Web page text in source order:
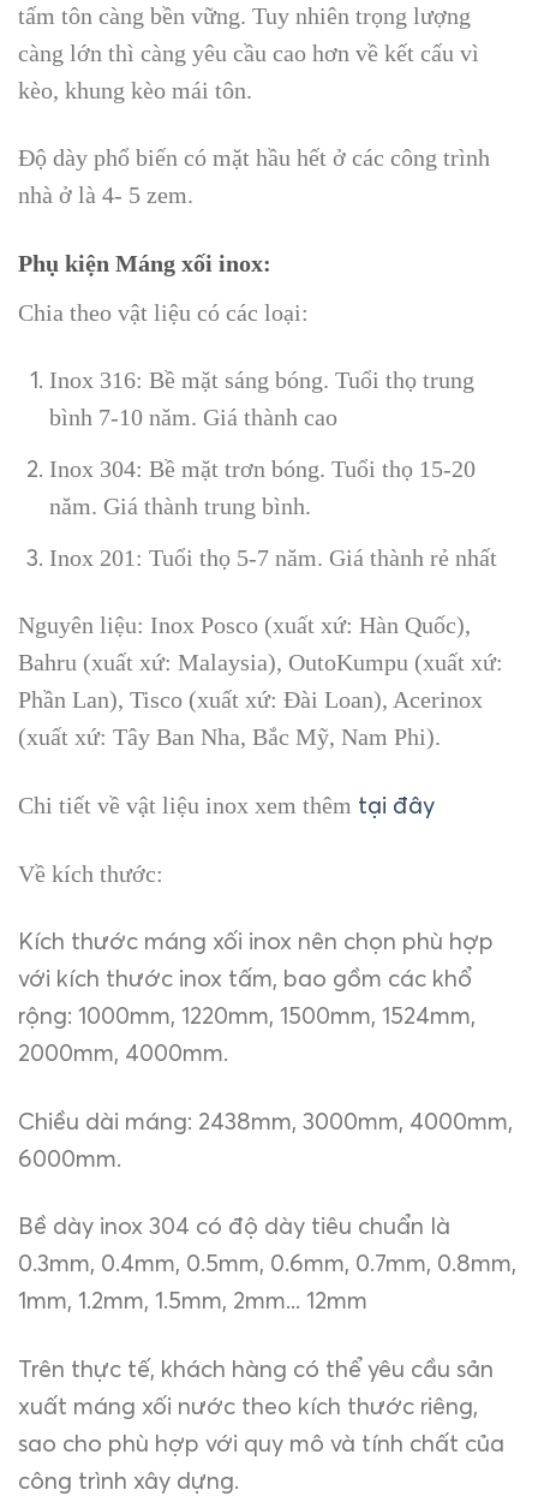
tấm tôn càng bền vững. Tuy nhiên trọng lượng
càng lớn thì càng yêu cầu cao hơn về kết cấu vì
kèo, khung kèo mái tôn.
Độ dày phổ biến có mặt hầu hết ở các công trình
nhà ở là 4- 5 zem.
Phụ kiện Máng xối inox:
Chia theo vật liệu có các loại:
Inox 316: Bề mặt sáng bóng. Tuổi thọ trung
bình 7-10 năm. Giá thành cao
Inox 304: Bề mặt trơn bóng. Tuổi thọ 15-20
năm. Giá thành trung bình.
Inox 201: Tuổi thọ 5-7 năm. Giá thành rẻ nhất
Nguyên liệu: Inox Posco (xuất xứ: Hàn Quốc),
Bahru (xuất xứ: Malaysia), OutoKumpu (xuất xứ:
Phần Lan), Tisco (xuất xứ: Đài Loan), Acerinox
(xuất xứ: Tây Ban Nha, Bắc Mỹ, Nam Phi).
Chi tiết về vật liệu inox xem thêm tại đây
Về kích thước:
Kích thước máng xối inox nên chọn phù hợp
với kích thước inox tấm, bao gồm các khổ
rộng: 1000mm, 1220mm, 1500mm, 1524mm,
2000mm, 4000mm.
Chiều dài máng: 2438mm, 3000mm, 4000mm,
6000mm.
Bề dày inox 304 có độ dày tiêu chuẩn là
0.3mm, 0.4mm, 0.5mm, 0.6mm, 0.7mm, 0.8mm,
1mm, 1.2mm, 1.5mm, 2mm... 12mm
Trên thực tế, khách hàng có thể yêu cầu sản
xuất máng xối nước theo kích thước riêng,
sao cho phù hợp với quy mô và tính chất của
công trình xây dựng.